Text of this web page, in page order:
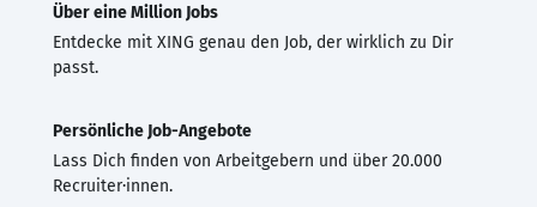
Über eine Million Jobs
Entdecke mit XING genau den Job, der wirklich zu Dir
passt.
Persönliche Job-Angebote
Lass Dich finden von Arbeitgebern und über 20.000
Recruiter·innen.